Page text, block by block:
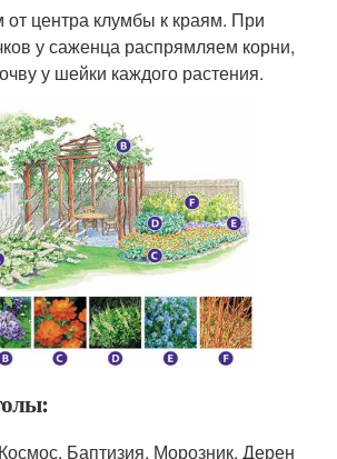
от центра клумбы к краям. При
у саженца распрямляем корни,
у шейки каждого растения.
Баптизия. Морозник. Дерен